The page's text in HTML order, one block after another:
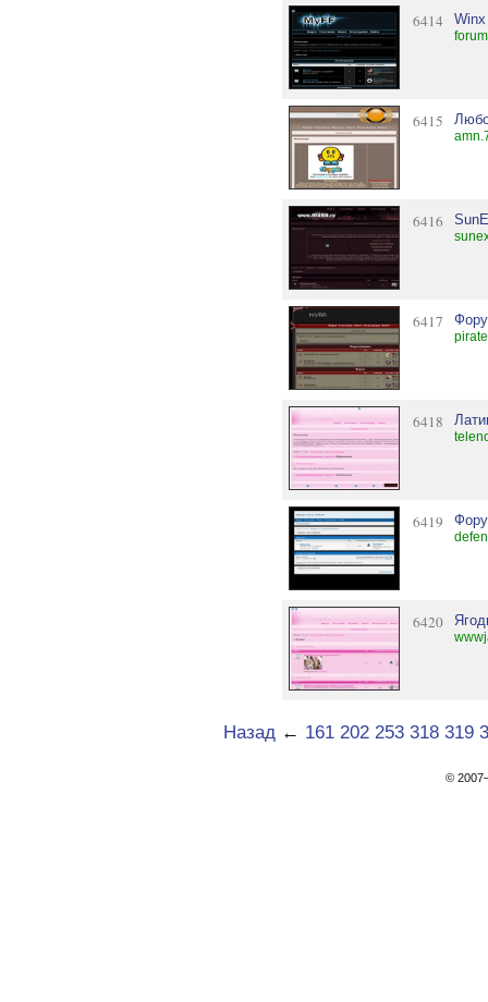
6414
6415
6416
6417
6418
6419
6420
Назад ← 161 202 253 318 319
©